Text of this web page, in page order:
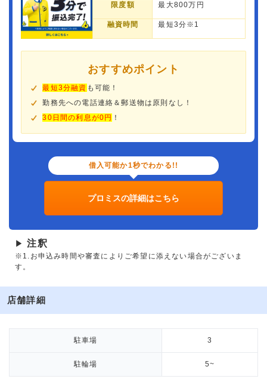
限度額 最大800万円
融資時間 最短3分※1
おすすめポイント
最短3分融資 も可能！
勤務先への電話連絡＆郵送物は原則なし！
30日間の利息が0円 ！
借入可能か1秒でわかる!!
プロミスの詳細はこちら
▶ 注釈
※1.お申込み時間や審査によりご希望に添えない場合がございま
す。
店舗詳細
駐車場 3
駐輪場 5~